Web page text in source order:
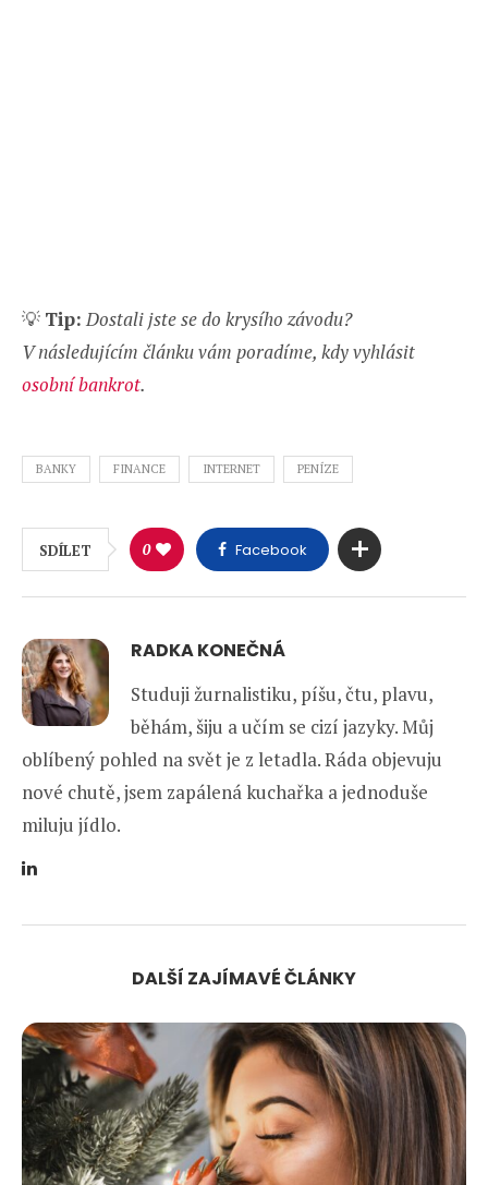
💡 Tip: Dostali jste se do krysího závodu?
V následujícím článku vám poradíme, kdy vyhlásit
osobní bankrot.
BANKY FINANCE INTERNET PENÍZE
SDÍLET 0 Facebook
RADKA KONEČNÁ
Studuji žurnalistiku, píšu, čtu, plavu,
běhám, šiju a učím se cizí jazyky. Můj
oblíbený pohled na svět je z letadla. Ráda objevuju
nové chutě, jsem zapálená kuchařka a jednoduše
miluju jídlo.
DALŠÍ ZAJÍMAVÉ ČLÁNKY